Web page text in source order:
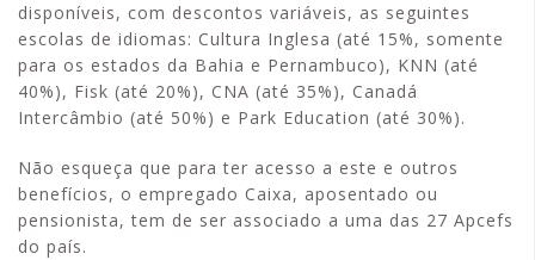
disponíveis, com descontos variáveis, as seguintes
escolas de idiomas: Cultura Inglesa (até 15%, somente
para os estados da Bahia e Pernambuco), KNN (até
40%), Fisk (até 20%), CNA (até 35%), Canadá
Intercâmbio (até 50%) e Park Education (até 30%).
Não esqueça que para ter acesso a este e outros
benefícios, o empregado Caixa, aposentado ou
pensionista, tem de ser associado a uma das 27 Apcefs
do país.